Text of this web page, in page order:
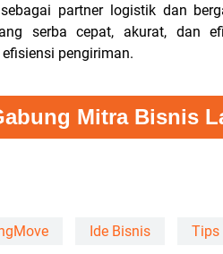
partner logistik dan
serba cepat, akurat, dan
pengiriman.
Mitra Bisnis
Ide Bisnis Tips